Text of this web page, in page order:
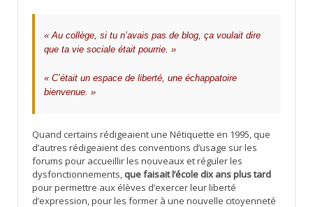
« Au collège, si tu n’avais pas de blog, ça voulait dire
que ta vie sociale était pourrie. »
« C’était un espace de liberté, une échappatoire
bienvenue. »
Quand certains rédigeaient une Nétiquette en 1995, que
d’autres rédigeaient des conventions d’usage sur les
forums pour accueillir les nouveaux et réguler les
dysfonctionnements, que faisait l’école dix ans plus tard
pour permettre aux élèves d’exercer leur liberté
d’expression, pour les former à une nouvelle citoyenneté